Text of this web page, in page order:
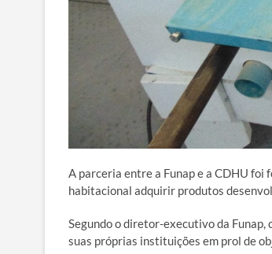
A parceria entre a Funap e a CDHU foi
habitacional adquirir produtos
Segundo o diretor-executivo da
suas próprias instituições em prol de